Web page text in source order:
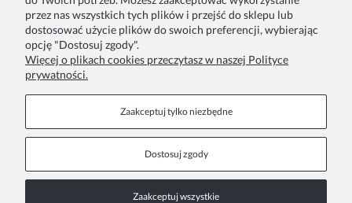
Twoje zamówienia
Zwroty i reklamacje
Formy płatności
Czas i koszty dostawy
Blog
Zainspiruj się
Kontakt
Pn. - Pt. 9:00 - 15:00
przez nas wszystkich tych plików i przejść do sklepu lub
dostosować użycie plików do swoich preferencji, wybierając
opcję "Dostosuj zgody".
Więcej o plikach cookies przeczytasz w naszej Polityce
prywatności.
Zaakceptuj tylko niezbędne
Dostosuj zgody
Zaakceptuj wszystkie